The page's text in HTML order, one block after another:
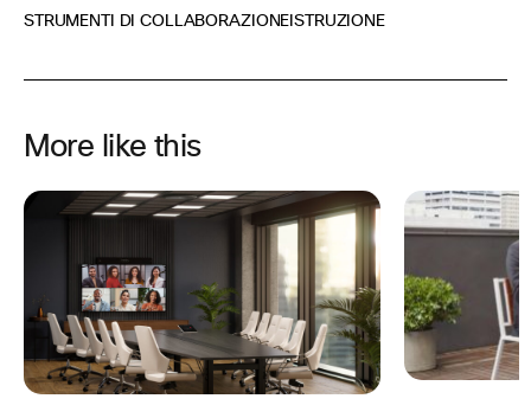
STRUMENTI DI COLLABORAZIONE ISTRUZIONE
More like this